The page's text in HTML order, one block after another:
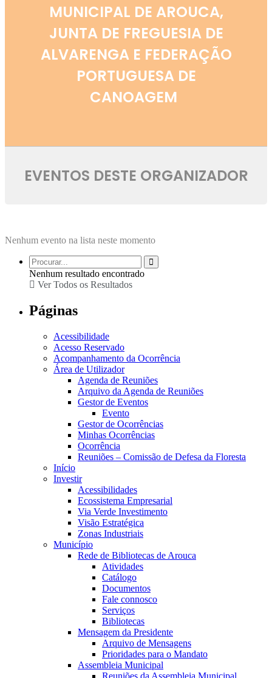
MUNICIPAL DE AROUCA,
JUNTA DE FREGUESIA DE
ALVARENGA E FEDERAÇÃO
PORTUGUESA DE
CANOAGEM
EVENTOS DESTE ORGANIZADOR
Nenhum evento na lista neste momento
Nenhum resultado encontrado
Ver Todos os Resultados
Páginas
Acessibilidade
Acesso Reservado
Acompanhamento da Ocorrência
Área de Utilizador
Agenda de Reuniões
Arquivo da Agenda de Reuniões
Gestor de Eventos
Evento
Gestor de Ocorrências
Minhas Ocorrências
Ocorrência
Reuniões – Comissão de Defesa da Floresta
Início
Investir
Acessibilidades
Ecossistema Empresarial
Via Verde Investimento
Visão Estratégica
Zonas Industriais
Município
Rede de Bibliotecas de Arouca
Atividades
Catálogo
Documentos
Fale connosco
Serviços
Bibliotecas
Mensagem da Presidente
Arquivo de Mensagens
Prioridades para o Mandato
Assembleia Municipal
Reuniões da Assembleia Municipal